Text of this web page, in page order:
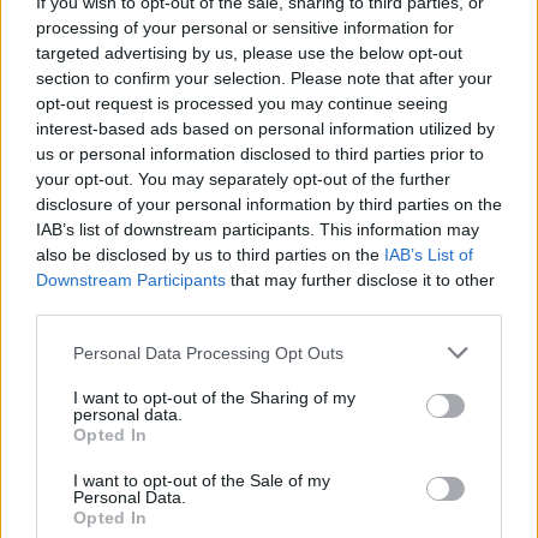
processing of your personal or sensitive information for
targeted advertising by us, please use the below opt-out
section to confirm your selection. Please note that after your
opt-out request is processed you may continue seeing
interest-based ads based on personal information utilized by
us or personal information disclosed to third parties prior to
your opt-out. You may separately opt-out of the further
disclosure of your personal information by third parties on the
IAB’s list of downstream participants. This information may
also be disclosed by us to third parties on the IAB’s List of
Downstream Participants that may further disclose it to other
Personal Data Processing Opt Outs
I want to opt-out of the Sharing of my
personal data.
Opted In
I want to opt-out of the Sale of my
Personal Data.
Opted In
Székely Sport
Kulcsjátékosok nélkül készül a
Farul az FK Csíkszereda ellen
Nőileg
B. Máthé Zsuzsa: Az élet
„doktoriját” végeztem el az
A rovat további cikkei